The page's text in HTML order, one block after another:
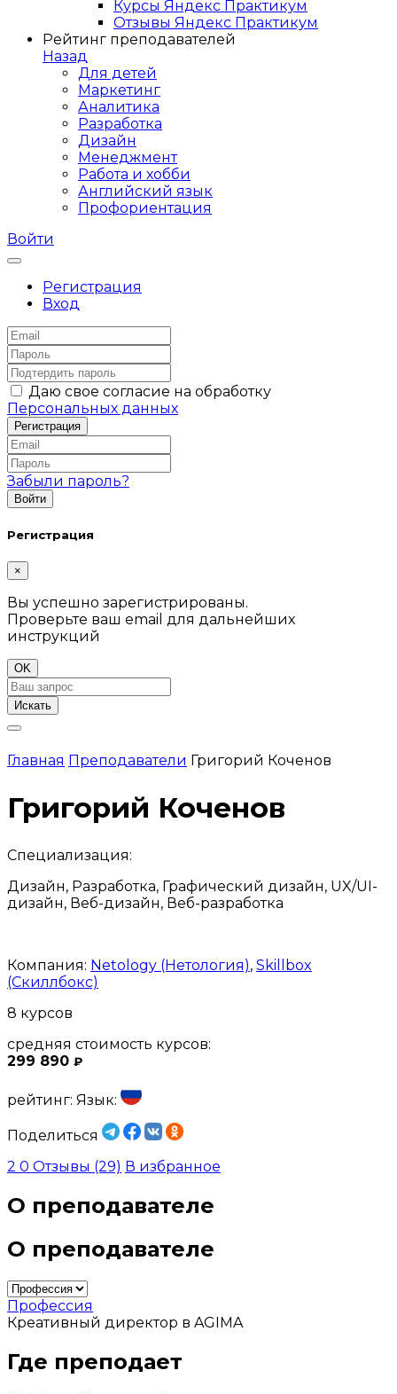
Курсы Яндекс Практикум
Отзывы Яндекс Практикум
Рейтинг преподавателей
Назад
Для детей
Маркетинг
Аналитика
Разработка
Дизайн
Менеджмент
Работа и хобби
Английский язык
Профориентация
Войти
Регистрация
Вход
Даю свое согласие на обработку
Персональных данных
Забыли пароль?
Регистрация
×
Вы успешно зарегистрированы.
Проверьте ваш email для дальнейших
инструкций
OK
Искать
Главная Преподаватели Григорий Коченов
Григорий Коченов
Специализация:
Дизайн, Разработка, Графический дизайн, UX/UI-
дизайн, Веб-дизайн, Веб-разработка
Компания: Netology (Нетология), Skillbox
(Скиллбокс)
8 курсов
средняя стоимость курсов:
299 890 ₽
рейтинг: Язык:
Поделиться
2 0 Отзывы (29) В избранное
О преподавателе
О преподавателе
Профессия
Креативный директор в AGIMA
Где преподает